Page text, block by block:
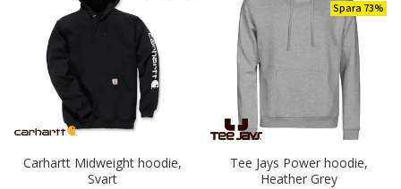
Carhartt Midweight hoodie,
Svart
Spara 73%
Tee Jays Power hoodie,
Heather Grey